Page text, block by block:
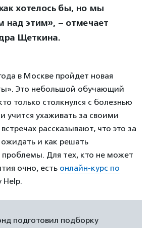
хотелось бы, но мы
над этим», – отмечает
Щеткина.
в Москве пройдет новая
Это небольшой обучающий
только столкнулся с болезнью
учится ухаживать за своими
рассказывают, что это за
ожидать и как решать
Для тех, кто не может
очно, есть онлайн-курс по
Help.
подготовил подборку